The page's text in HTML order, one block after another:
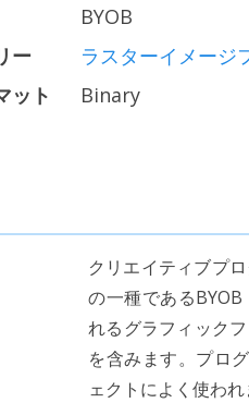
BYOB
ー
ラスターイメージ
ット
Binary
クリエイティブプ
の一種である
れるグラフィック
を含みます。プロ
ェクトによく使われ